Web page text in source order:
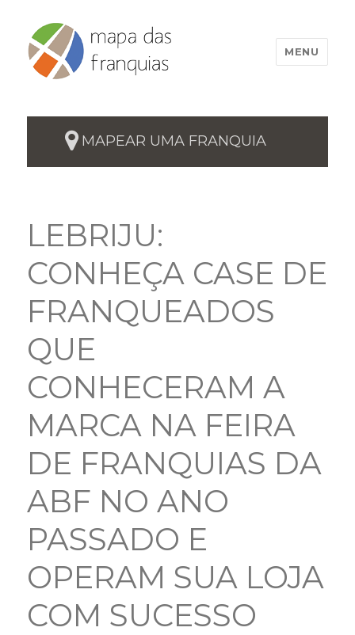
MENU
MAPEAR UMA FRANQUIA
LEBRIJU:
CONHEÇA CASE DE
FRANQUEADOS
QUE
CONHECERAM A
MARCA NA FEIRA
DE FRANQUIAS DA
ABF NO ANO
PASSADO E
OPERAM SUA LOJA
COM SUCESSO